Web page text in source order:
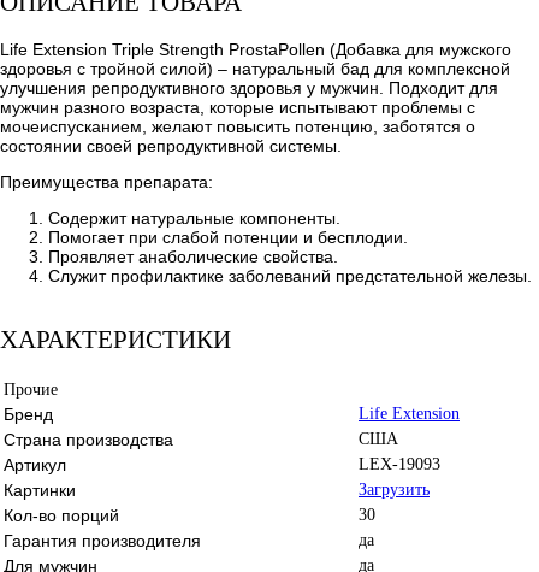
Life Extension Triple Strength ProstaPollen (Добавка для мужского
здоровья с тройной силой) – натуральный бад для комплексной
улучшения репродуктивного здоровья у мужчин. Подходит для
мужчин разного возраста, которые испытывают проблемы с
мочеиспусканием, желают повысить потенцию, заботятся о
состоянии своей репродуктивной системы.
Преимущества препарата:
Содержит натуральные компоненты.
Помогает при слабой потенции и бесплодии.
Проявляет анаболические свойства.
Служит профилактике заболеваний предстательной железы.
ХАРАКТЕРИСТИКИ
Прочие
Бренд Life Extension
Страна производства США
Артикул LEX-19093
Картинки Загрузить
Кол-во порций 30
Гарантия производителя да
Для мужчин да